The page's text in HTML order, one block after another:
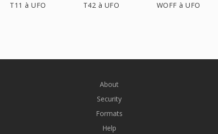
T11 à UFO T42 à UFO WOFF à UFO
About
Security
Formats
Help